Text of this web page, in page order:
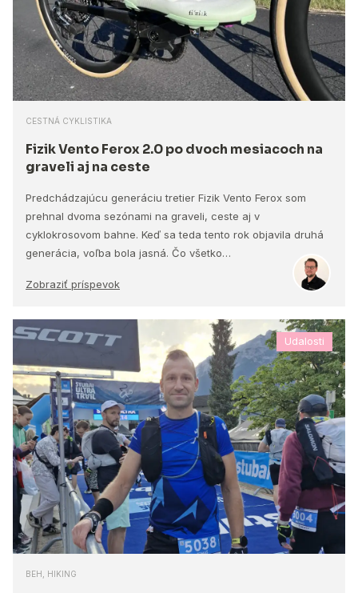
CESTNÁ CYKLISTIKA
Fizik Vento Ferox 2.0 po dvoch mesiacoch na
graveli aj na ceste
Predchádzajúcu generáciu tretier Fizik Vento Ferox som
prehnal dvoma sezónami na graveli, ceste aj v
cyklokrosovom bahne. Keď sa teda tento rok objavila druhá
generácia, voľba bola jasná. Čo všetko…
Zobraziť príspevok
Udalosti
BEH, HIKING